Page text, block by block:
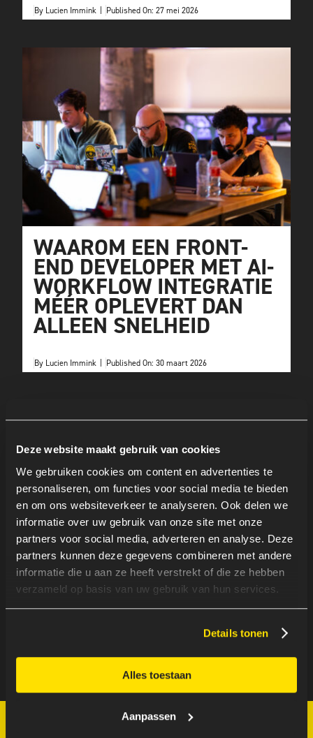
Deze website maakt gebruik van cookies
We gebruiken cookies om content en advertenties te
personaliseren, om functies voor social media te bieden
en om ons websiteverkeer te analyseren. Ook delen we
informatie over uw gebruik van onze site met onze
partners voor social media, adverteren en analyse. Deze
partners kunnen deze gegevens combineren met andere
informatie die u aan ze heeft verstrekt of die ze hebben
verzameld op basis van uw gebruik van hun services.
Details tonen
Alles toestaan
Aanpassen
By Lucien Immink Published On: 27 mei 2026
WAAROM EEN FRONT-
END DEVELOPER MET AI-
WORKFLOW INTEGRATIE
MÉÉR OPLEVERT DAN
ALLEEN SNELHEID
By Lucien Immink Published On: 30 maart 2026
ONZE WEG NAAR (MEER)
TOEGANKELIJKHEID